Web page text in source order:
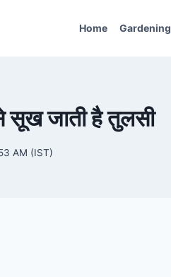
Home Gardening
जाती है तुलसी
AM (IST)